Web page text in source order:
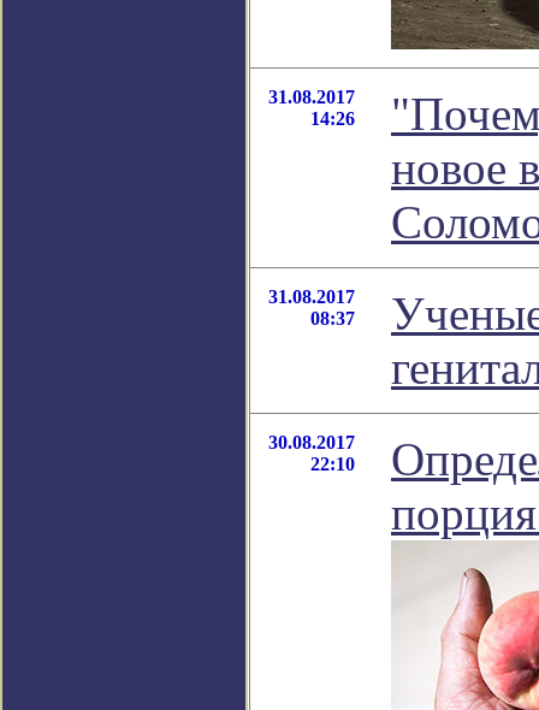
31.08.2017
14:26
новое
31.08.2017
08:37
30.08.2017
22:10